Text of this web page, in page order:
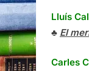
Lluís
♣ El
Carles